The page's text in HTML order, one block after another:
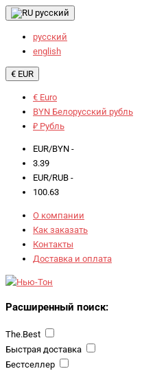
русский
русский
english
€ EUR
€ Euro
BYN Белорусский рубль
₽ Рубль
EUR/BYN -
3.39
EUR/RUB -
100.63
О компании
Как заказать
Контакты
Доставка и оплата
Расширенный поиск:
The.Best
Быстрая доставка
Бестселлер